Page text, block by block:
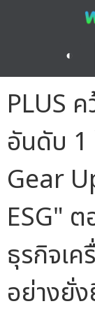
◐
PLUS ค
อันดับ 1
Gear
ESG"
ธุรกิจเ
อย่างยั่